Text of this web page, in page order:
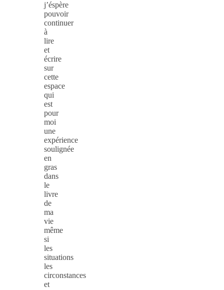
j’éspère
pouvoir
continuer
à
lire
et
écrire
sur
cette
espace
qui
est
pour
moi
une
expérience
soulignée
en
gras
dans
le
livre
de
ma
vie
même
si
les
situations
les
circonstances
et